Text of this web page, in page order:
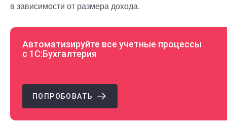
в зависимости от размера дохода.
Автоматизируйте все учетные процессы
с 1С:Бухгалтерия
ПОПРОБОВАТЬ